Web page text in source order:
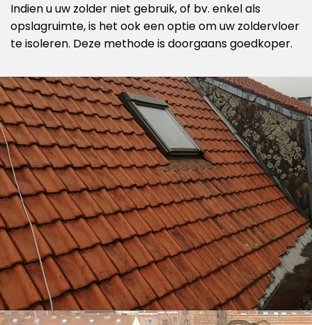
Indien u uw zolder niet gebruik, of bv. enkel als
opslagruimte, is het ook een optie om uw zoldervloer
te isoleren. Deze methode is doorgaans goedkoper.